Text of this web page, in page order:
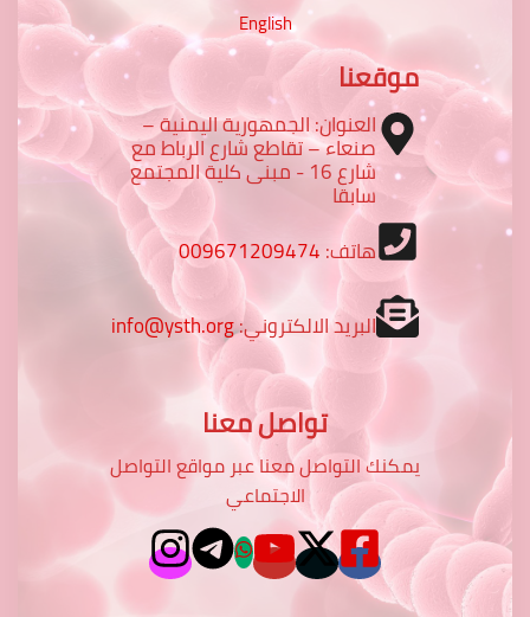
English
موقعنا
العنوان: الجمهورية اليمنية –
صنعاء – تقاطع شارع الرباط مع
شارع 16 - مبنى كلية المجتمع
سابقا
هاتف:009671209474
البريد الالكتروني:info@ysth.org
تواصل معنا
يمكنك التواصل معنا عبر مواقع التواصل
الاجتماعي